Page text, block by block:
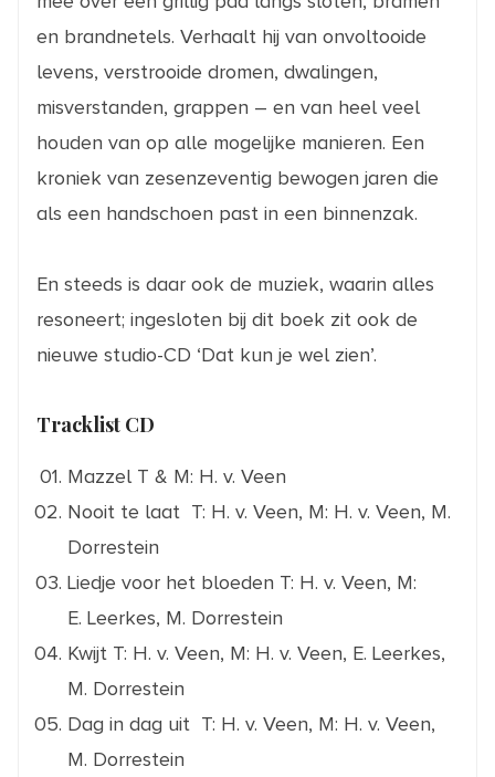
en brandnetels. Verhaalt hij van onvoltooide
levens, verstrooide dromen, dwalingen,
misverstanden, grappen – en van heel veel
houden van op alle mogelijke manieren. Een
kroniek van zesenzeventig bewogen jaren die
als een handschoen past in een binnenzak.
En steeds is daar ook de muziek, waarin alles
resoneert; ingesloten bij dit boek zit ook de
nieuwe studio-CD ‘Dat kun je wel zien’.
Tracklist CD
Mazzel T & M: H. v. Veen
Nooit te laat T: H. v. Veen, M: H. v. Veen, M.
Dorrestein
Liedje voor het bloeden T: H. v. Veen, M:
E. Leerkes, M. Dorrestein
Kwijt T: H. v. Veen, M: H. v. Veen, E. Leerkes,
M. Dorrestein
Dag in dag uit T: H. v. Veen, M: H. v. Veen,
M. Dorrestein